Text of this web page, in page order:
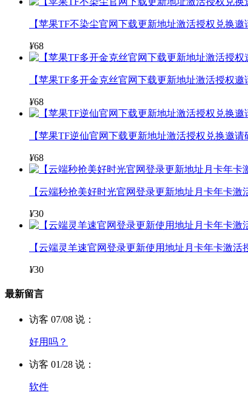
【苹果TF不染尘官网下载更新地址激活授权兑换
¥68
【苹果TF多开金克丝官网下载更新地址激活授权
¥68
【苹果TF逆仙官网下载更新地址激活授权兑换邀
¥68
【云端秒抢美好时光官网登录更新地址月卡年卡
¥30
【云端灵羊速官网登录更新使用地址月卡年卡激
¥30
最新留言
访客 07/08 说：
好用吗？
访客 01/28 说：
软件